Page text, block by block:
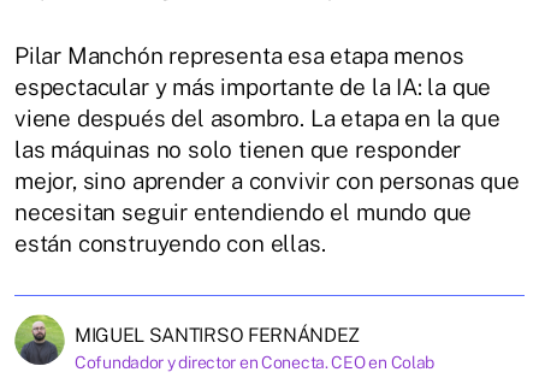
Pilar Manchón representa esa etapa menos
espectacular y más importante de la IA: la que
viene después del asombro. La etapa en la que
las máquinas no solo tienen que responder
mejor, sino aprender a convivir con personas que
necesitan seguir entendiendo el mundo que
están construyendo con ellas.
MIGUEL SANTIRSO FERNÁNDEZ
Cofundador y director en Conecta. CEO en Colab